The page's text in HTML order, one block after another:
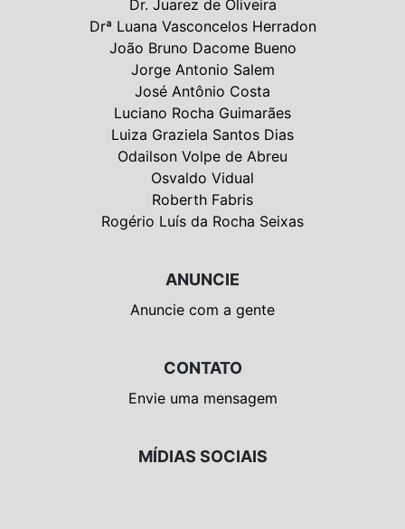
Dr. Juarez de Oliveira
Drª Luana Vasconcelos Herradon
João Bruno Dacome Bueno
Jorge Antonio Salem
José Antônio Costa
Luciano Rocha Guimarães
Luiza Graziela Santos Dias
Odailson Volpe de Abreu
Osvaldo Vidual
Roberth Fabris
Rogério Luís da Rocha Seixas
ANUNCIE
Anuncie com a gente
CONTATO
Envie uma mensagem
MÍDIAS SOCIAIS